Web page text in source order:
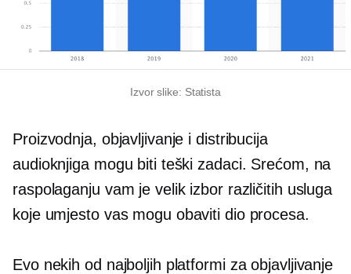
Izvor slike: Statista
Proizvodnja, objavljivanje i distribucija
audioknjiga mogu biti teški zadaci. Srećom, na
raspolaganju vam je velik izbor različitih usluga
koje umjesto vas mogu obaviti dio procesa.
Evo nekih od najboljih platformi za objavljivanje